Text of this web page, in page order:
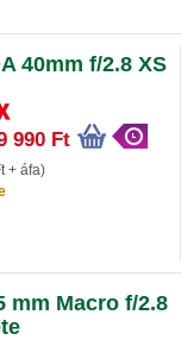
40mm f/2.8 XS
990 Ft
+ áfa)
mm Macro f/2.8